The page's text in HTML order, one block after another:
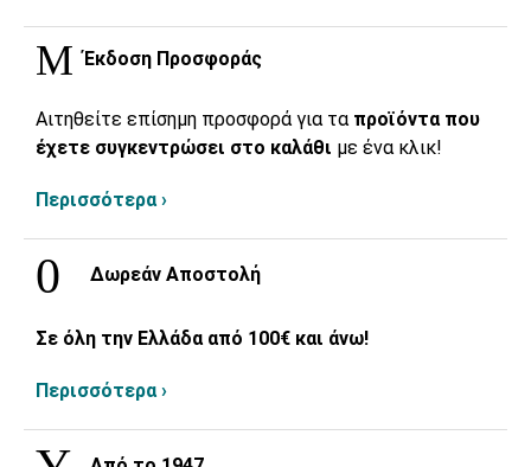
Έκδοση Προσφοράς
Αιτηθείτε επίσημη προσφορά για τα προϊόντα που
έχετε συγκεντρώσει στο καλάθι με ένα κλικ!
Περισσότερα ›
Δωρεάν Αποστολή
Σε όλη την Ελλάδα από 100€ και άνω!
Περισσότερα ›